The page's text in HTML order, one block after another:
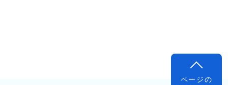
ページの